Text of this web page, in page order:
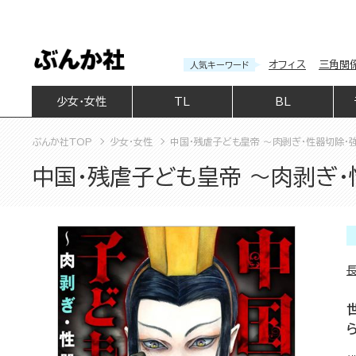
人気キーワード オフィス 三角関
少女・女性 BL
ぶんか社TOP 少女・女性 中国・残虐子ども皇帝 ～肉剥ぎ・性器切除・
中国・残虐子ども皇帝 ～肉剥ぎ